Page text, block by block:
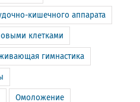
кишечного аппарата
клетками
гимнастика
Омоложение